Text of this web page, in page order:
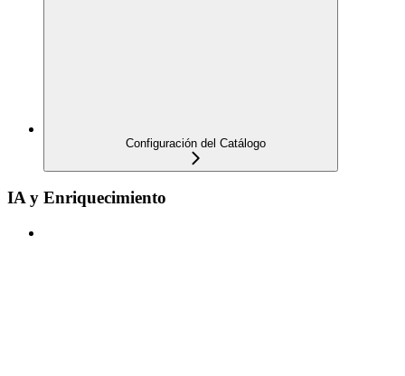
Configuración del Catálogo
IA y Enriquecimiento